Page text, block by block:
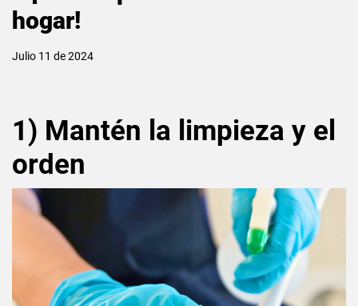
hogar!
Julio 11 de 2024
1) Mantén la limpieza y el
orden